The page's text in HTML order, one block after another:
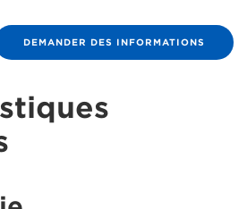
DEMANDER DES INFORMATIONS